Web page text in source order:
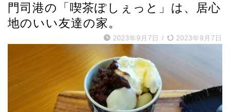
門司港の「喫茶ぽしぇっと」は、居心
地のいい友達の家。
2023年9月7日 / 2023年9月7日